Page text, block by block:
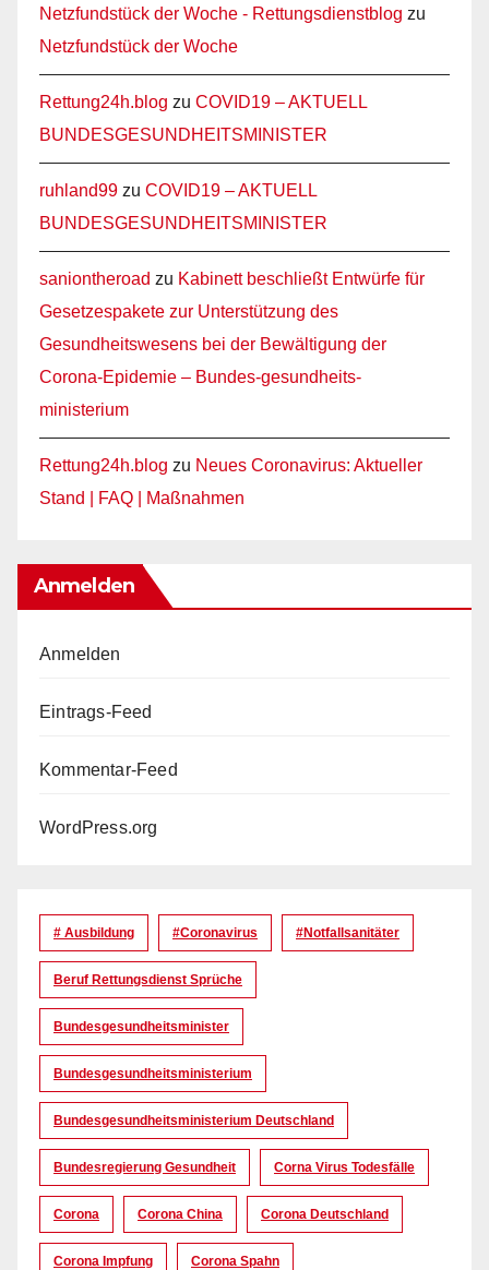
Netzfundstück der Woche - Rettungsdienstblog zu
Netzfundstück der Woche
Rettung24h.blog zu COVID19 – AKTUELL
BUNDESGESUNDHEITSMINISTER
ruhland99 zu COVID19 – AKTUELL
BUNDESGESUNDHEITSMINISTER
saniontheroad zu Kabinett beschließt Entwürfe für
Gesetzespakete zur Unterstützung des
Gesundheitswesens bei der Bewältigung der
Corona-Epidemie – Bundes-gesundheits-
ministerium
Rettung24h.blog zu Neues Coronavirus: Aktueller
Stand | FAQ | Maßnahmen
Anmelden
Anmelden
Eintrags-Feed
Kommentar-Feed
WordPress.org
# Ausbildung #coronavirus #Notfallsanitäter
Beruf Rettungsdienst Sprüche
Bundesgesundheitsminister
Bundesgesundheitsministerium
Bundesgesundheitsministerium Deutschland
Bundesregierung Gesundheit Corna Virus Todesfälle
Corona Corona China Corona Deutschland
Corona Impfung Corona Spahn